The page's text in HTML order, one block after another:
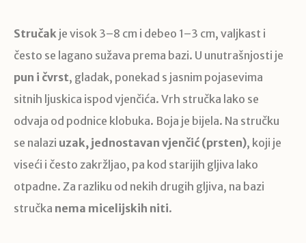
Stručak je visok 3–8 cm i debeo 1–3 cm, valjkast i
često se lagano sužava prema bazi. U unutrašnjosti je
pun i čvrst, gladak, ponekad s jasnim pojasevima
sitnih ljuskica ispod vjenčića. Vrh stručka lako se
odvaja od podnice klobuka. Boja je bijela. Na stručku
se nalazi uzak, jednostavan vjenčić (prsten), koji je
viseći i često zakržljao, pa kod starijih gljiva lako
otpadne. Za razliku od nekih drugih gljiva, na bazi
stručka nema micelijskih niti.